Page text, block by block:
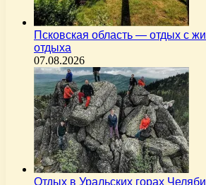
Псковская область — отдых с
отдыха
07.08.2026
Отдых в Уральских горах